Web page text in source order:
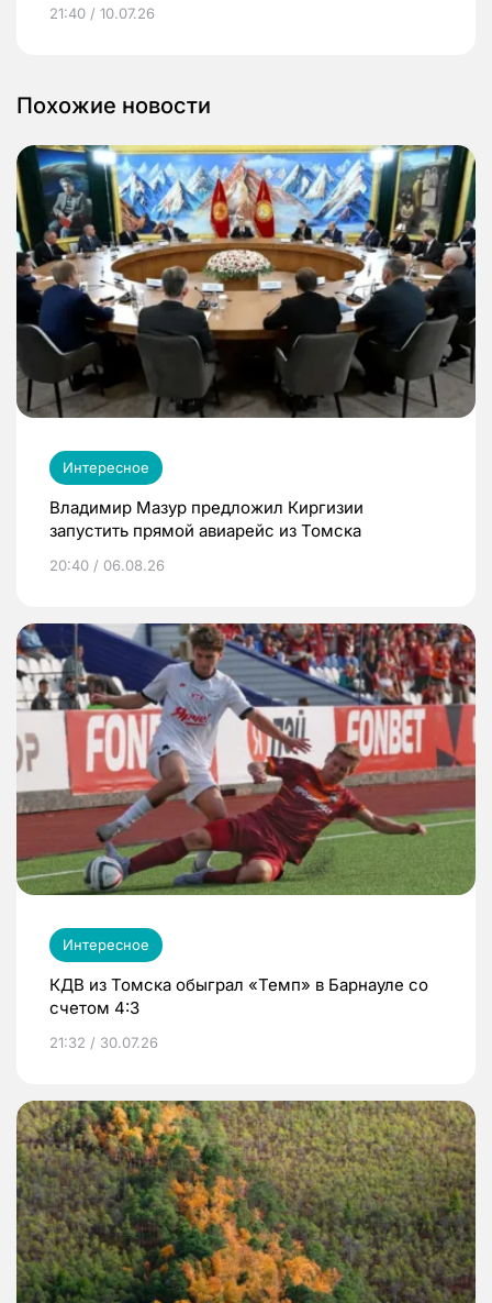
21:40 / 10.07.26
Похожие новости
Интересное
Владимир Мазур предложил Киргизии
запустить прямой авиарейс из Томска
20:40 / 06.08.26
Интересное
КДВ из Томска обыграл «Темп» в Барнауле со
счетом 4:3
21:32 / 30.07.26